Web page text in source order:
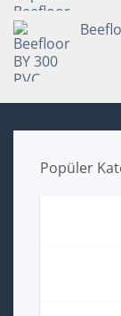
Popüler